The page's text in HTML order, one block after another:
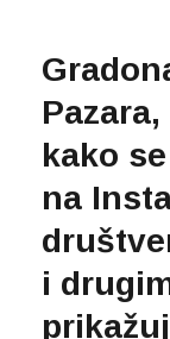
kako
na
i